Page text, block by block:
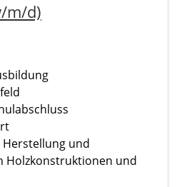
m/d)
Herstellung und
Holzkonstruktionen und